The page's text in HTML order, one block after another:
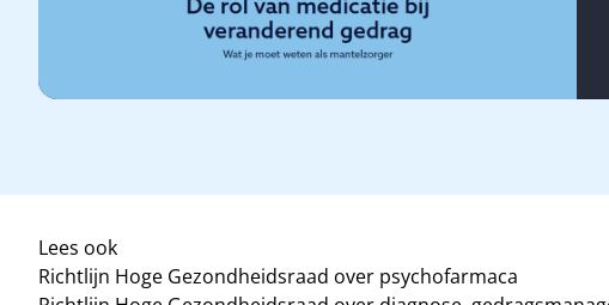
Lees ook
Richtlijn Hoge Gezondheidsraad over psychofarmaca